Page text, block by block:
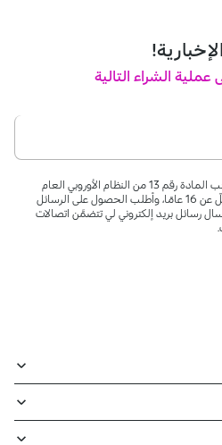
بعد قراءة مذكرة المعلومات بموجب المادة رقم 13 من النظام الأوروبي العام
لحماية البيانات، أُقرّ بأن عمري لا يقلّ عن 16 عامًا، وأطلب الحصول على الرسائل
رسائل بريد إلكتروني لي تتضمَّن اتصالات